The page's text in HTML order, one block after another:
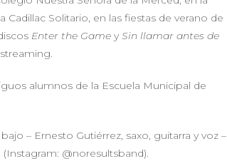
Cadillac Solitario, en las fiestas de verano de
Enter the Game y Sin llamar antes de
alumnos de la Escuela Municipal de
– Ernesto Gutiérrez, saxo, guitarra y voz –
@noresultsband).